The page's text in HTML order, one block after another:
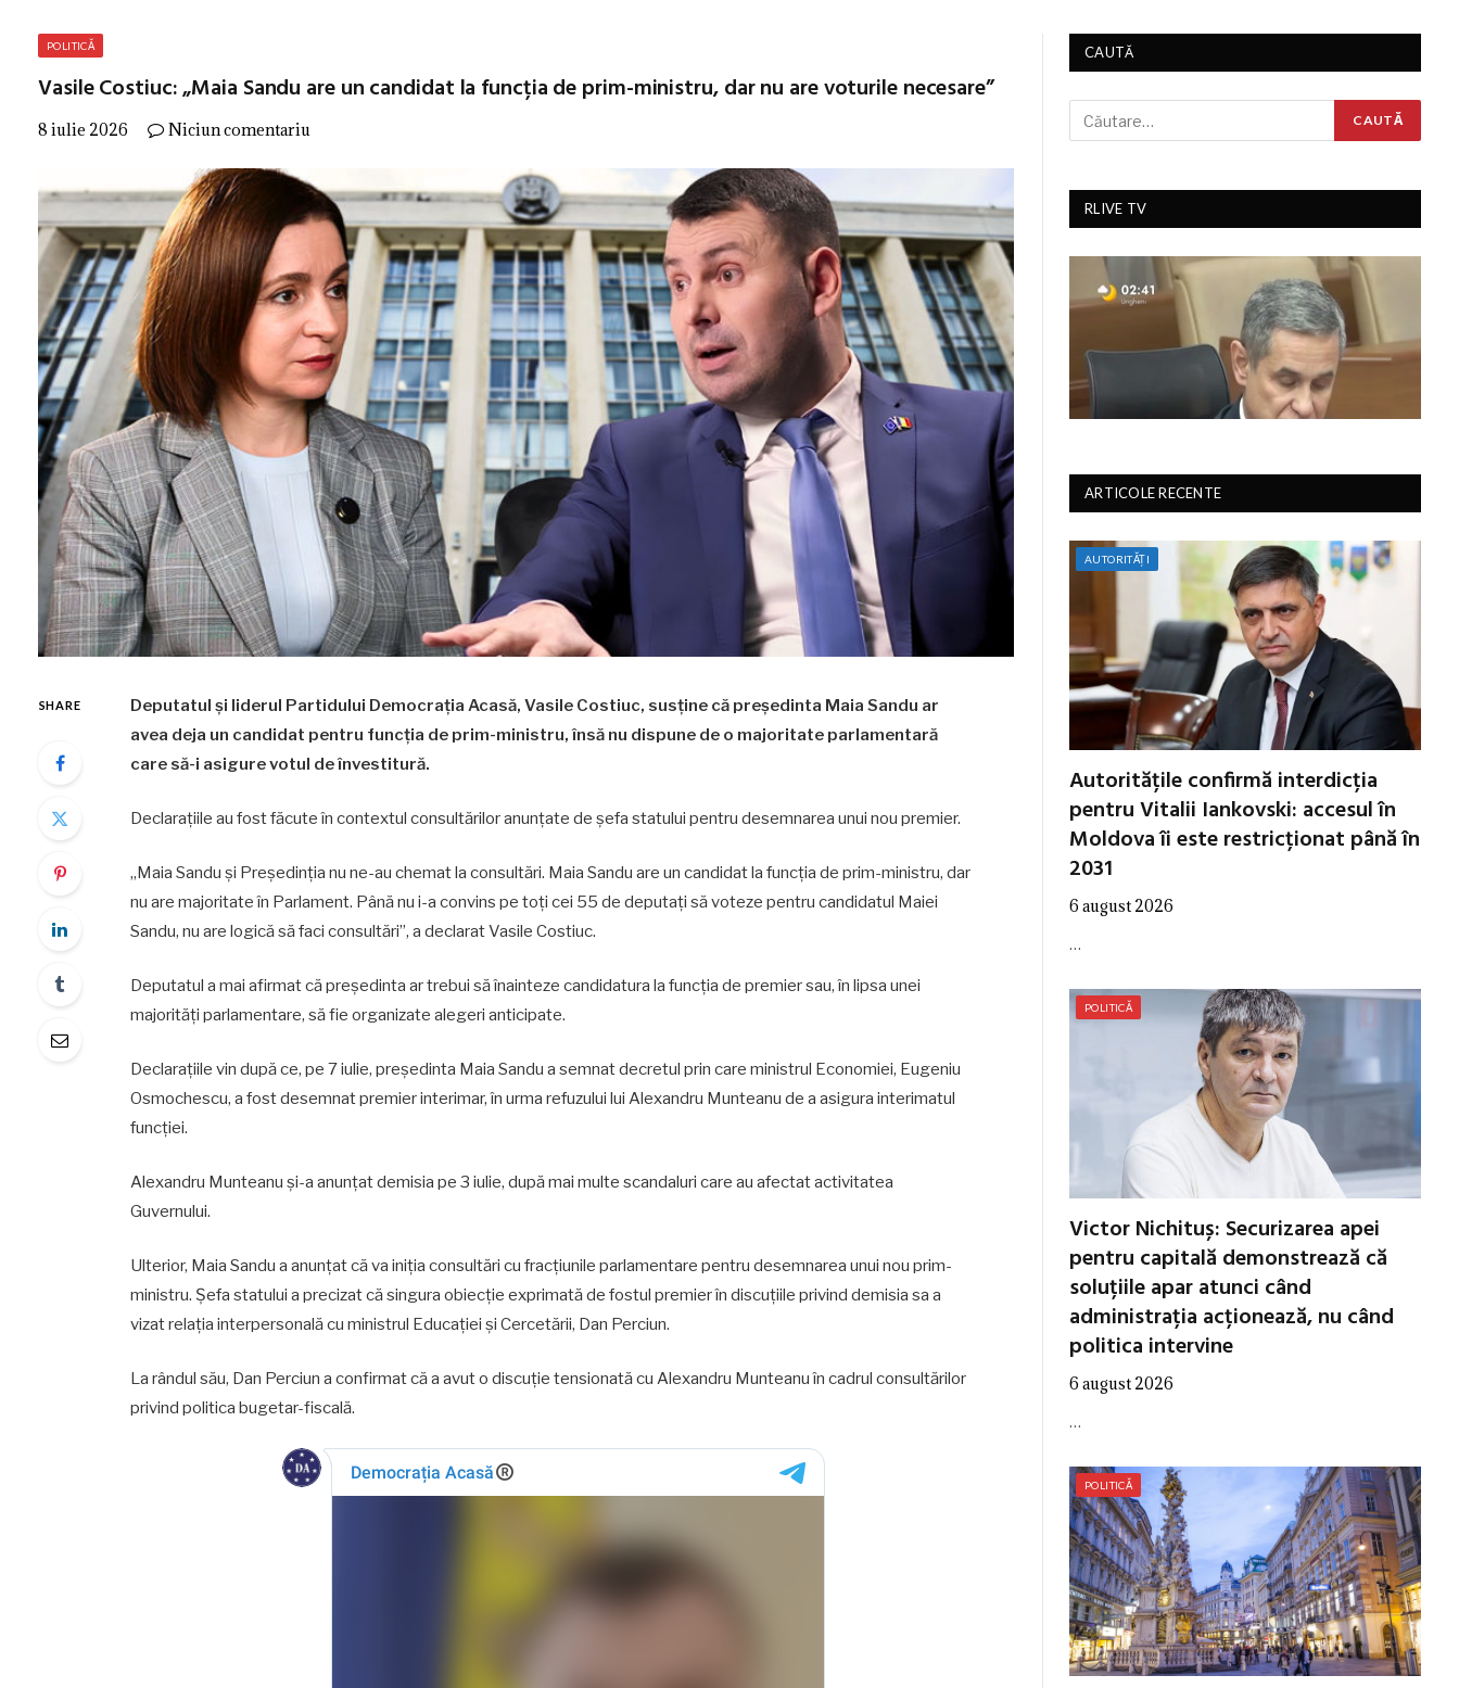
POLITICĂ
Vasile Costiuc: „Maia Sandu are un candidat la funcția de prim-ministru, dar nu are voturile necesare”
8 iulie 2026 Niciun comentariu
SHARE
Deputatul și liderul Partidului Democrația Acasă, Vasile Costiuc, susține că președinta Maia Sandu ar
avea deja un candidat pentru funcția de prim-ministru, însă nu dispune de o majoritate parlamentară
care să-i asigure votul de învestitură.
Declarațiile au fost făcute în contextul consultărilor anunțate de șefa statului pentru desemnarea unui nou premier.
„Maia Sandu și Președinția nu ne-au chemat la consultări. Maia Sandu are un candidat la funcția de prim-ministru, dar
nu are majoritate în Parlament. Până nu i-a convins pe toți cei 55 de deputați să voteze pentru candidatul Maiei
Sandu, nu are logică să faci consultări”, a declarat Vasile Costiuc.
Deputatul a mai afirmat că președinta ar trebui să înainteze candidatura la funcția de premier sau, în lipsa unei
majorități parlamentare, să fie organizate alegeri anticipate.
Declarațiile vin după ce, pe 7 iulie, președinta Maia Sandu a semnat decretul prin care ministrul Economiei, Eugeniu
Osmochescu, a fost desemnat premier interimar, în urma refuzului lui Alexandru Munteanu de a asigura interimatul
funcției.
Alexandru Munteanu și-a anunțat demisia pe 3 iulie, după mai multe scandaluri care au afectat activitatea
Guvernului.
Ulterior, Maia Sandu a anunțat că va iniția consultări cu fracțiunile parlamentare pentru desemnarea unui nou prim-
ministru. Șefa statului a precizat că singura obiecție exprimată de fostul premier în discuțiile privind demisia sa a
vizat relația interpersonală cu ministrul Educației și Cercetării, Dan Perciun.
La rândul său, Dan Perciun a confirmat că a avut o discuție tensionată cu Alexandru Munteanu în cadrul consultărilor
privind politica bugetar-fiscală.
CAUTĂ
RLIVE TV
ARTICOLE RECENTE
AUTORITĂȚI
Autoritățile confirmă interdicția
pentru Vitalii Iankovski: accesul în
Moldova îi este restricționat până în
2031
6 august 2026
…
POLITICĂ
Victor Nichituș: Securizarea apei
pentru capitală demonstrează că
soluțiile apar atunci când
administrația acționează, nu când
politica intervine
6 august 2026
…
POLITICĂ